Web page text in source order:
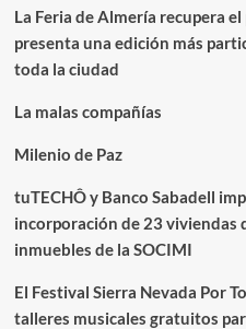
La Feria de Almería recupera
presenta una edición más
toda la ciudad
La malas compañías
Milenio de Paz
tuTECHÔ y Banco Sabadell
incorporación de 23 viviendas
inmuebles de la SOCIMI
El Festival Sierra Nevada Por
talleres musicales gratuitos